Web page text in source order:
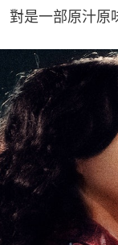
對是一部原汁原